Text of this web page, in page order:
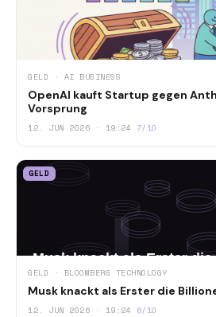
GELD · AI BUSINESS
OpenAI kauft Startup gegen
Vorsprung
12. JUN 2026 · 19:24 7/10
GELD
GELD · BLOOMBERG TECHNOLOGY
Musk knackt als Erster die
12. JUN 2026 · 19:24 6/10